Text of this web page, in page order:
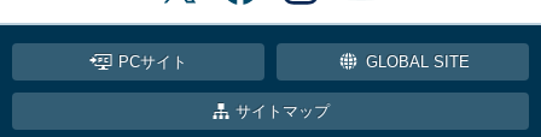
PCサイト GLOBAL SITE
サイトマップ